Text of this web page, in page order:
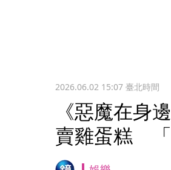
2026.06.02 15:07臺北時間
《惡魔在身
賣雞蛋糕 「